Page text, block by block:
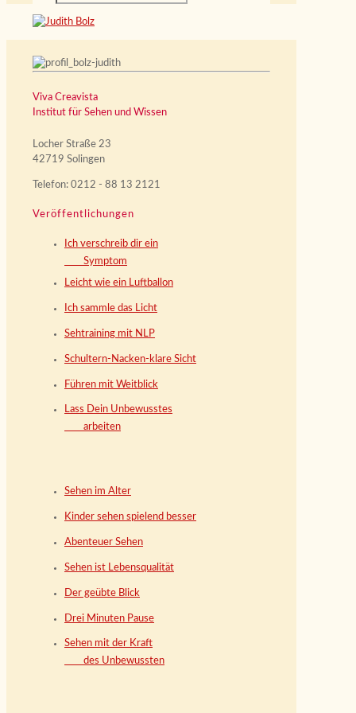
Viva Creavista
Institut für Sehen und Wissen
Locher Straße 23
42719 Solingen
Telefon: 0212 - 88 13 2121
Veröffentlichungen
Ich verschreib dir ein
Symptom
Leicht wie ein Luftballon
Ich sammle das Licht
Sehtraining mit NLP
Schultern-Nacken-klare Sicht
Führen mit Weitblick
Lass Dein Unbewusstes
arbeiten
Sehen im Alter
Kinder sehen spielend besser
Abenteuer Sehen
Sehen ist Lebensqualität
Der geübte Blick
Drei Minuten Pause
Sehen mit der Kraft
des Unbewussten